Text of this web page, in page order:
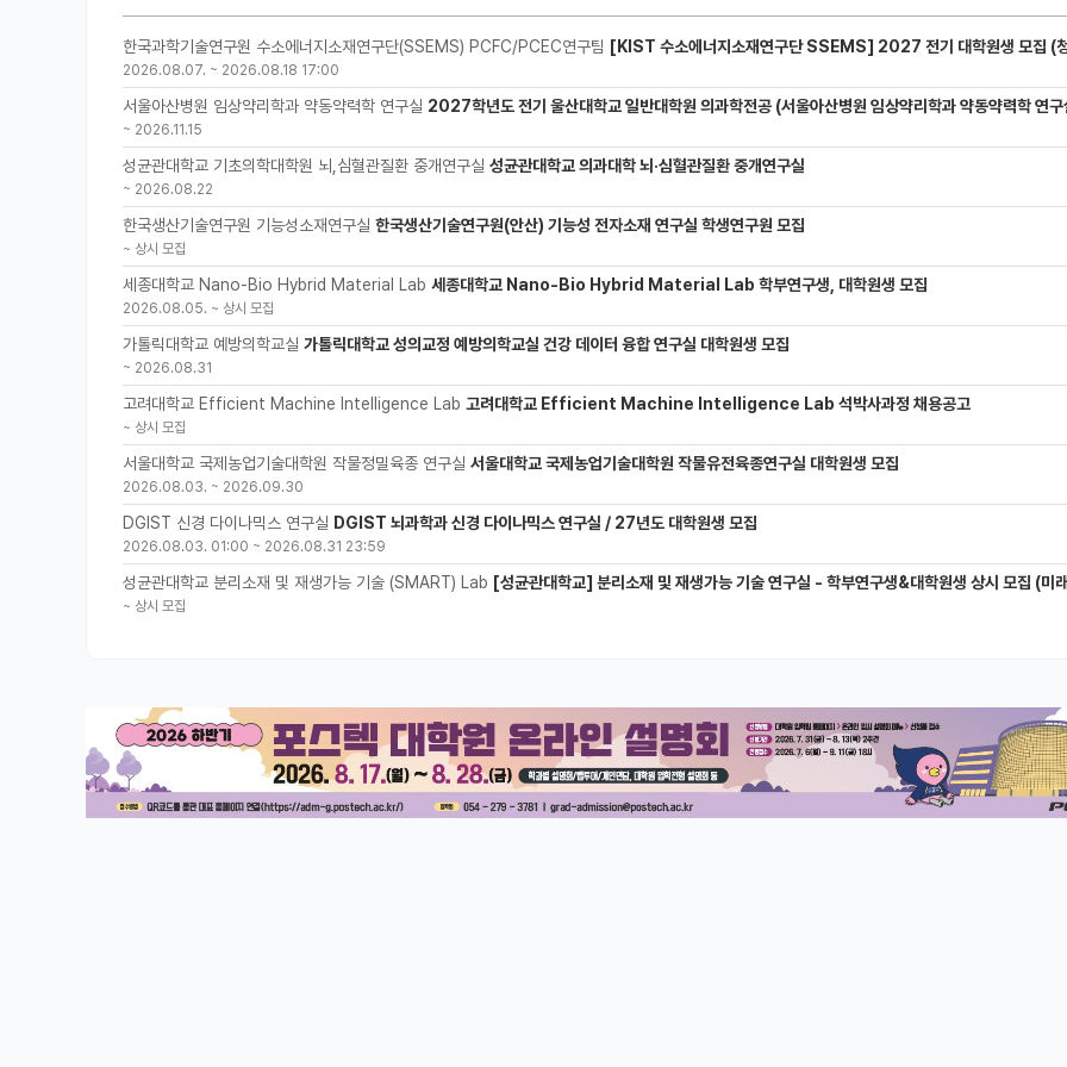
한국과학기술연구원 수소에너지소재연구단(SSEMS) PCFC/PCEC연구팀 [KIST 수소에너지소재연구단 SSEMS] 2027 전기 대학원생 모집 (청정수소 생산/활용을 위한 프로톤
2026.08.07. ~ 2026.08.18 17:00
서울아산병원 임상약리학과 약동약력학 연구실 2027학년도 전기 울산대학교 일반대학원 의과학전공 (서울아산병원 임상약리학과 약동약력학 연구실) 대학원생
~ 2026.11.15
성균관대학교 기초의학대학원 뇌,심혈관질환 중개연구실 성균관대학교 의과대학 뇌·심혈관질환 중개연구실
~ 2026.08.22
한국생산기술연구원 기능성소재연구실 한국생산기술연구원(안산) 기능성 전자소재 연구실 학생연구원 모집
~ 상시 모집
세종대학교 Nano-Bio Hybrid Material Lab 세종대학교 Nano-Bio Hybrid Material Lab 학부연구생, 대학원생 모집
2026.08.05. ~ 상시 모집
가톨릭대학교 예방의학교실 가톨릭대학교 성의교정 예방의학교실 건강 데이터 융합 연구실 대학원생 모집
~ 2026.08.31
고려대학교 Efficient Machine Intelligence Lab 고려대학교 Efficient Machine Intelligence Lab 석박사과정 채용공고
~ 상시 모집
서울대학교 국제농업기술대학원 작물정밀육종 연구실 서울대학교 국제농업기술대학원 작물유전육종연구실 대학원생 모집
2026.08.03. ~ 2026.09.30
DGIST 신경 다이나믹스 연구실 DGIST 뇌과학과 신경 다이나믹스 연구실 / 27년도 대학원생 모집
2026.08.03. 01:00 ~ 2026.08.31 23:59
성균관대학교 분리소재 및 재생가능 기술 (SMART) Lab [성균관대학교] 분리소재 및 재생가능 기술 연구실 - 학부연구생&대학원생 상시 모집 (미래에
~ 상시 모집